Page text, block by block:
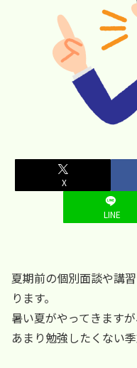
X
LINE
夏期前の個別面談や講
ります。
暑い夏がやってきます
あまり勉強したくない